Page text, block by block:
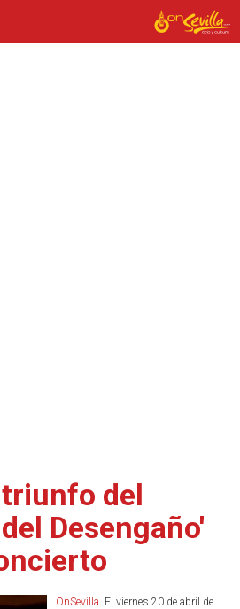
triunfo del
Desengaño'
OnSevilla. El viernes 20 de abril de